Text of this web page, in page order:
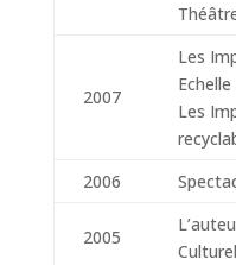
2007
Les
Echelle
Les
2006
2005